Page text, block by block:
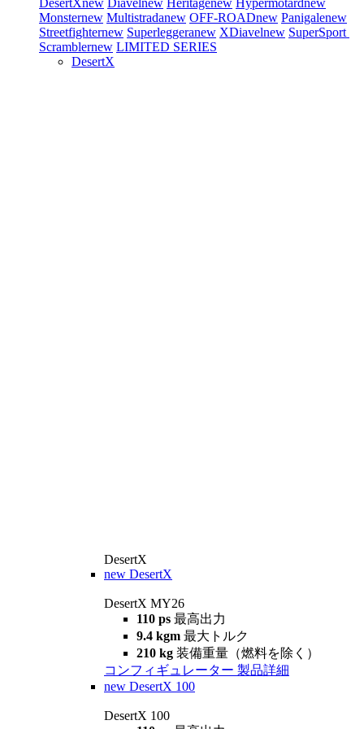
DesertXnew Diavelnew Heritagenew Hypermotardnew
Monsternew Multistradanew OFF-ROADnew Panigalenew
Streetfighternew Superleggeranew XDiavelnew SuperSport
Scramblernew LIMITED SERIES
DesertX
DesertX
new DesertX
DesertX MY26
110 ps 最高出力
9.4 kgm 最大トルク
210 kg 装備重量（燃料を除く）
コンフィギュレーター 製品詳細
new DesertX 100
DesertX 100